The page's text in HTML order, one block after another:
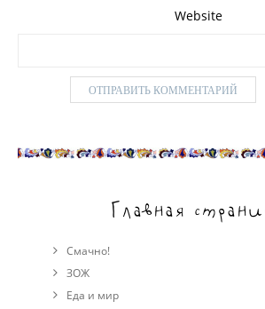
Website
Главная
Смачно!
ЗОЖ
Еда и мир